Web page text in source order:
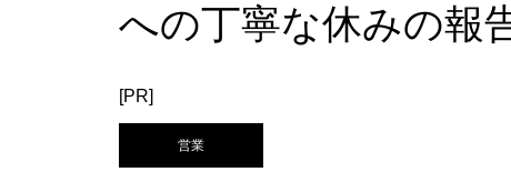
への丁寧な休みの報
[PR]
営業